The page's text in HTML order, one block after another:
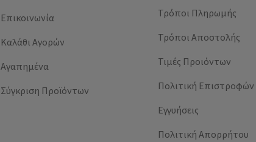
Επικοινωνία
Καλάθι Αγορών
Αγαπημένα
Σύγκριση Προϊόντων
Τρόποι Πληρωμής
Τρόποι Αποστολής
Τιμές Προιόντων
Πολιτική Επιστροφών
Εγγυήσεις
Πολιτική Απορρήτου